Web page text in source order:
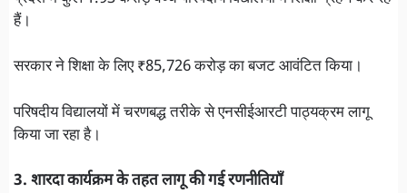
हैं।
सरकार ने शिक्षा के लिए ₹85,726 करोड़ का बजट आवंटित किया।
परिषदीय विद्यालयों में चरणबद्ध तरीके से एनसीईआरटी पाठ्यक्रम लागू
किया जा रहा है।
3. शारदा कार्यक्रम के तहत लागू की गई रणनीतियाँ